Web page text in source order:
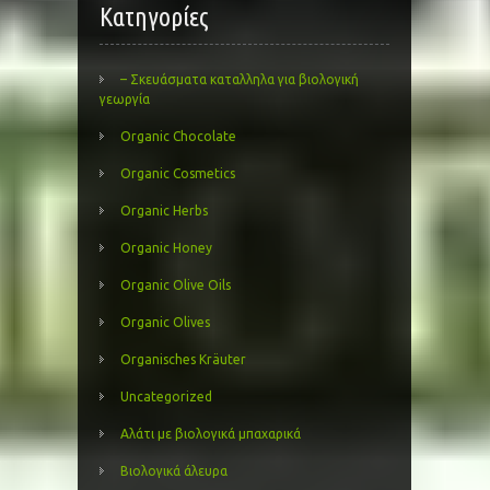
Kατηγορίες
– Σκευάσματα καταλληλα για βιολογική
γεωργία
Organic Chocolate
Organic Cosmetics
Organic Herbs
Organic Honey
Organic Olive Oils
Organic Olives
Organisches Kräuter
Uncategorized
Αλάτι με βιολογικά μπαχαρικά
Βιολογικά άλευρα